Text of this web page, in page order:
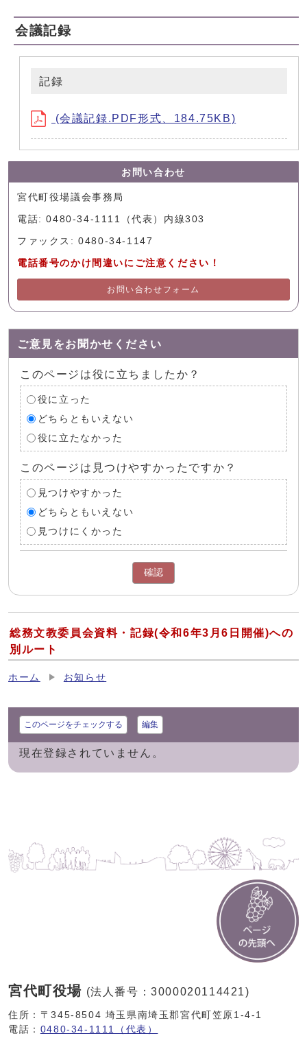
会議記録
記録
(会議記録.PDF形式、184.75KB)
お問い合わせ
宮代町役場議会事務局
電話: 0480-34-1111（代表）内線303
ファックス: 0480-34-1147
電話番号のかけ間違いにご注意ください！
お問い合わせフォーム
ご意見をお聞かせください
このページは役に立ちましたか？
役に立った
どちらともいえない
役に立たなかった
このページは見つけやすかったですか？
見つけやすかった
どちらともいえない
見つけにくかった
確認
総務文教委員会資料・記録(令和6年3月6日開催)への
別ルート
ホーム お知らせ
このページをチェックする 編集
現在登録されていません。
宮代町役場 (法人番号：3000020114421)
住所：〒345-8504 埼玉県南埼玉郡宮代町笠原1-4-1
電話： 0480-34-1111（代表）